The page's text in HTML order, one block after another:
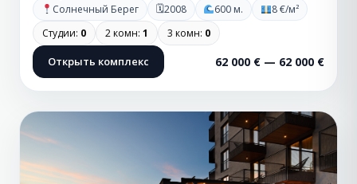
Солнечный Берег 🗓2008 600 м.
8 €/м²
Студии: 0 2 комн: 1 3 комн: 0
Открыть комплекс 62 000 € — 62 000 €